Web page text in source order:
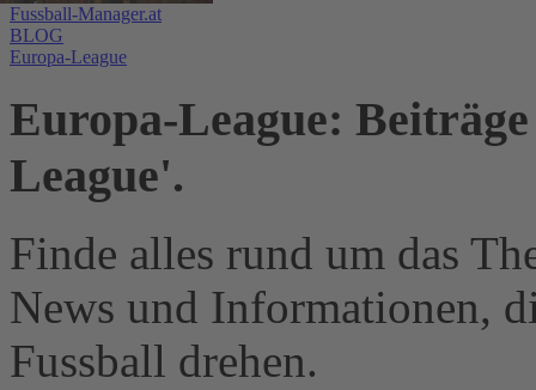
Fussball-Manager.at
BLOG
Europa-League
Europa-League:
League'.
Finde alles rund um das
News und Informationen,
Fussball drehen.